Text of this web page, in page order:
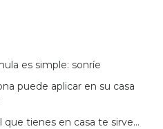
es simple: sonríe
puede aplicar en su casa
que tienes en casa te sirve…